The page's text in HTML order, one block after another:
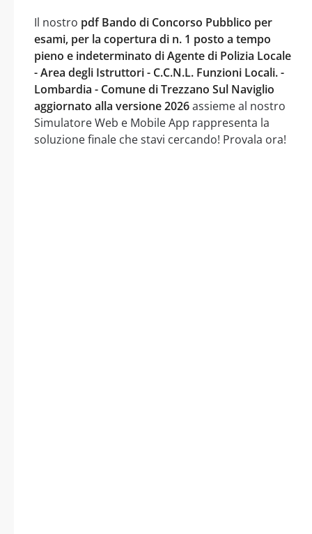
Il nostro pdf Bando di Concorso Pubblico per
esami, per la copertura di n. 1 posto a tempo
pieno e indeterminato di Agente di Polizia Locale
- Area degli Istruttori - C.C.N.L. Funzioni Locali. -
Lombardia - Comune di Trezzano Sul Naviglio
aggiornato alla versione 2026assieme al nostro
Simulatore Web e Mobile App rappresenta la
soluzione finale che stavi cercando! Provala ora!